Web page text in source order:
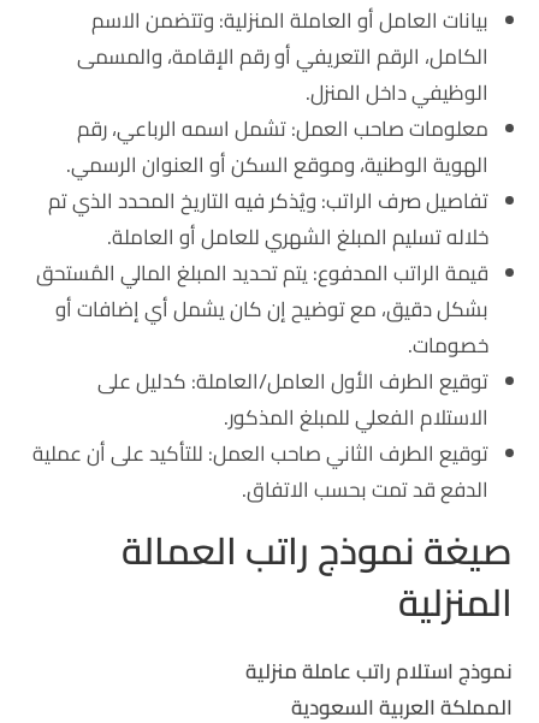
بيانات العامل أو العاملة المنزلية: وتتضمن الاسم
الكامل، الرقم التعريفي أو رقم الإقامة، والمسمى
الوظيفي داخل المنزل.
معلومات صاحب العمل: تشمل اسمه الرباعي، رقم
الهوية الوطنية، وموقع السكن أو العنوان الرسمي.
تفاصيل صرف الراتب: ويُذكر فيه التاريخ المحدد الذي تم
خلاله تسليم المبلغ الشهري للعامل أو العاملة.
قيمة الراتب المدفوع: يتم تحديد المبلغ المالي المُستحق
بشكل دقيق، مع توضيح إن كان يشمل أي إضافات أو
خصومات.
توقيع الطرف الأول العامل/العاملة: كدليل على
الاستلام الفعلي للمبلغ المذكور.
توقيع الطرف الثاني صاحب العمل: للتأكيد على أن عملية
الدفع قد تمت بحسب الاتفاق.
صيغة نموذج راتب العمالة
المنزلية
نموذج استلام راتب عاملة منزلية
المملكة العربية السعودية